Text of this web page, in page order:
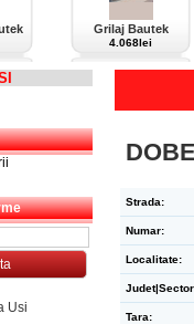
Grilaj Bautek
4.068lei
Usi
Strada:
Numar:
Localitate:
Tara: